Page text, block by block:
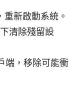
新啟動系統。
清除殘留設
端，移除可能衝